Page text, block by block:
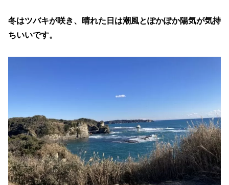
冬はツバキが咲き、晴れた日は潮風とぽかぽか陽気が気持
ちいいです。